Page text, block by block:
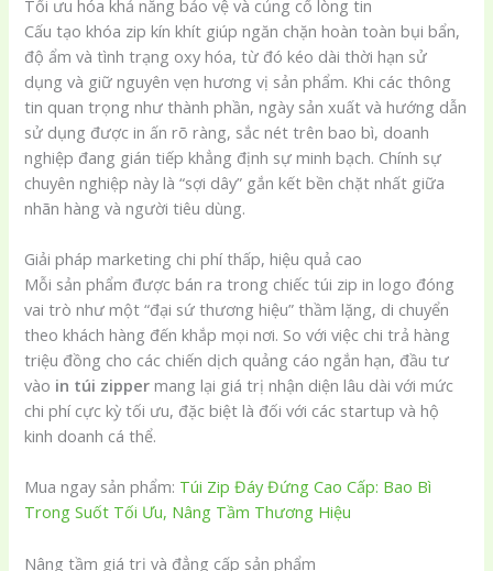
Tối ưu hóa khả năng bảo vệ và củng cố lòng tin
Cấu tạo khóa zip kín khít giúp ngăn chặn hoàn toàn bụi bẩn,
độ ẩm và tình trạng oxy hóa, từ đó kéo dài thời hạn sử
dụng và giữ nguyên vẹn hương vị sản phẩm. Khi các thông
tin quan trọng như thành phần, ngày sản xuất và hướng dẫn
sử dụng được in ấn rõ ràng, sắc nét trên bao bì, doanh
nghiệp đang gián tiếp khẳng định sự minh bạch. Chính sự
chuyên nghiệp này là “sợi dây” gắn kết bền chặt nhất giữa
nhãn hàng và người tiêu dùng.
Giải pháp marketing chi phí thấp, hiệu quả cao
Mỗi sản phẩm được bán ra trong chiếc túi zip in logo đóng
vai trò như một “đại sứ thương hiệu” thầm lặng, di chuyển
theo khách hàng đến khắp mọi nơi. So với việc chi trả hàng
triệu đồng cho các chiến dịch quảng cáo ngắn hạn, đầu tư
vào in túi zipper mang lại giá trị nhận diện lâu dài với mức
chi phí cực kỳ tối ưu, đặc biệt là đối với các startup và hộ
kinh doanh cá thể.
Mua ngay sản phẩm: Túi Zip Đáy Đứng Cao Cấp: Bao Bì
Trong Suốt Tối Ưu, Nâng Tầm Thương Hiệu
Nâng tầm giá trị và đẳng cấp sản phẩm